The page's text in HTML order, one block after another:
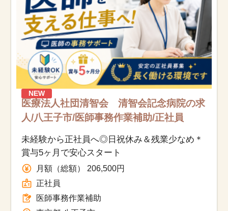
サイトの使い方
就職サポート
人材をお探しの医療機関・企業様
運営会社
NEW
医療法人社団清智会 清智会記念病院の求
人/八王子市/医師事務作業補助/正社員
未経験から正社員へ◎日祝休み＆残業少なめ＊
賞与5ヶ月で安心スタート
月額（総額） 206,500円
正社員
医師事務作業補助